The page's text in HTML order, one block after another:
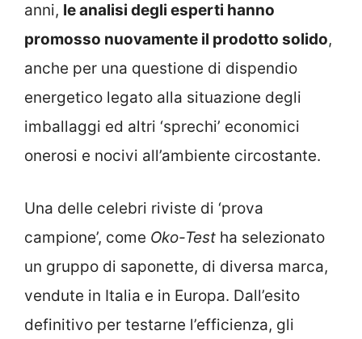
anni, le analisi degli esperti hanno
promosso nuovamente il prodotto solido,
anche per una questione di dispendio
energetico legato alla situazione degli
imballaggi ed altri ‘sprechi’ economici
onerosi e nocivi all’ambiente circostante.
Una delle celebri riviste di ‘prova
campione’, come Oko-Test ha selezionato
un gruppo di saponette, di diversa marca,
vendute in Italia e in Europa. Dall’esito
definitivo per testarne l’efficienza, gli